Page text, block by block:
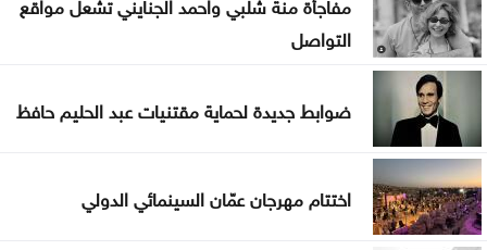
التواصل
ضوابط جديدة لحماية مقتنيات عبد الحليم حافظ
اختتام مهرجان عمّان السينمائي الدولي